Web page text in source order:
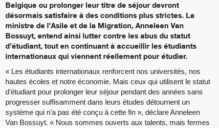
Belgique ou prolonger leur titre de séjour devront
désormais satisfaire à des conditions plus strictes. La
ministre de l’Asile et de la Migration, Anneleen Van
Bossuyt, entend ainsi lutter contre les abus du statut
d’étudiant, tout en continuant à accueillir les étudiants
internationaux qui viennent réellement pour étudier.
« Les étudiants internationaux renforcent nos universités, nos
hautes écoles et notre économie. Mais ceux qui utilisent le statut
d’étudiant pour prolonger leur séjour pendant des années sans
progresser suffisamment dans leurs études détournent un
système qui n’a pas été conçu à cette fin », déclare Anneleen
Van Bossuyt. « Nous sommes ouverts aux talents, mais fermes